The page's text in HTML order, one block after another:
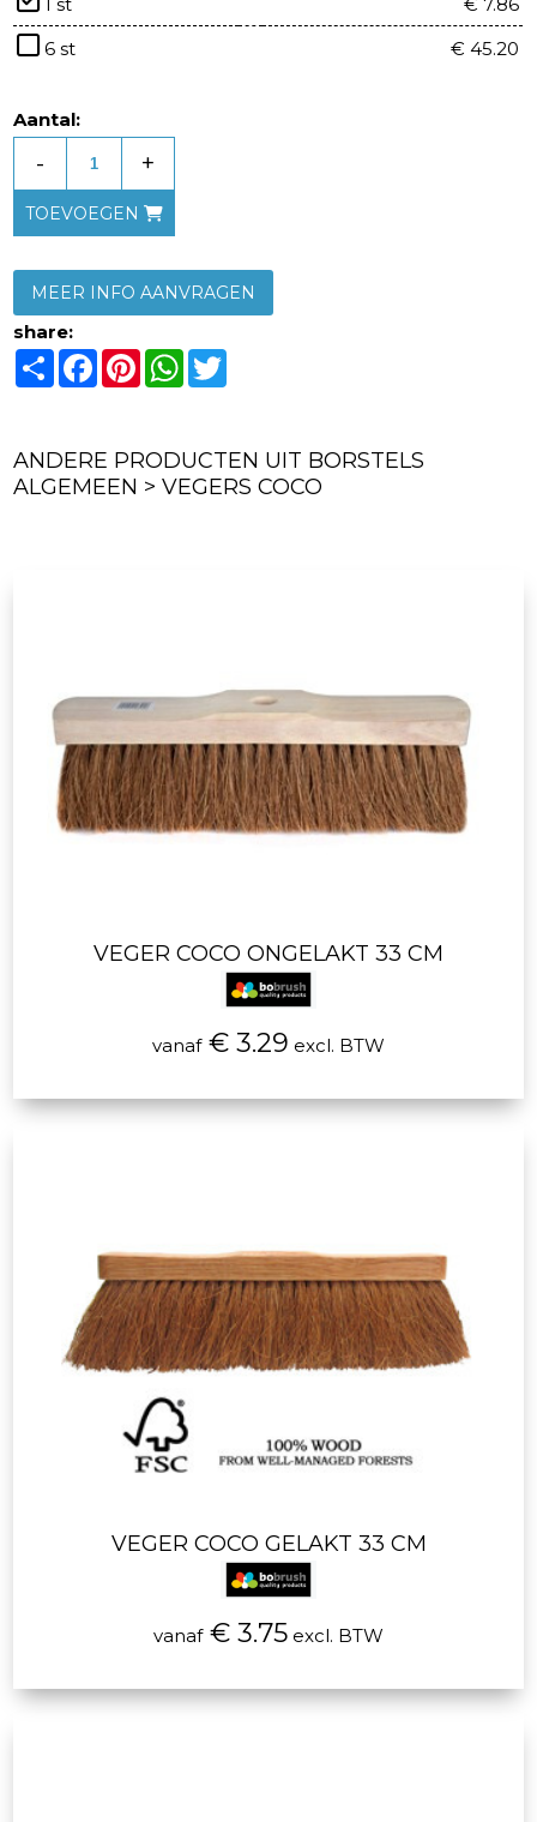
6 st
€ 45.20
Aantal:
- +
TOEVOEGEN
MEER INFO AANVRAGEN
share:
ShareFacebook
PinterestWhatsApp
ANDERE PRODUCTEN UIT BORSTELS
ALGEMEEN > VEGERS COCO
VEGER COCO ONGELAKT 33 CM
vanaf€ 3.29 excl. BTW
VEGER COCO GELAKT 33 CM
vanaf€ 3.75 excl. BTW